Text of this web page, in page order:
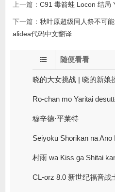
上一篇： C91 毒箭蛙 Locon 结局
下一篇： 秋叶原超级同人祭不可
alidea代码中文翻译
随便看看
晓的大女挑战 | 晓的新娘
Ro-chan mo Yaritai
穆辛德·平莱特
Seiyoku Shorikan na Ano
村雨 wa Kiss ga Shitai
CL-orz 8.0 新世纪福音战